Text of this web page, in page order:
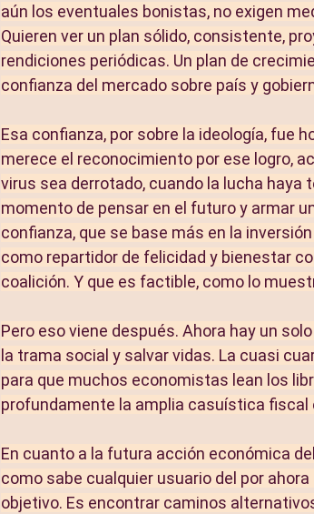
aún los eventuales bonistas, no exigen
Quieren ver un plan sólido, consistente,
rendiciones periódicas. Un plan de
confianza del mercado sobre país y
Esa confianza, por sobre la ideología, fue
merece el reconocimiento por ese logro,
virus sea derrotado, cuando la lucha haya
momento de pensar en el futuro y armar
confianza, que se base más en la
como repartidor de felicidad y bienestar
coalición. Y que es factible, como lo
Pero eso viene después. Ahora hay un
la trama social y salvar vidas. La cuasi
para que muchos economistas lean los
profundamente la amplia casuística fiscal
En cuanto a la futura acción económica
como sabe cualquier usuario del por
objetivo. Es encontrar caminos